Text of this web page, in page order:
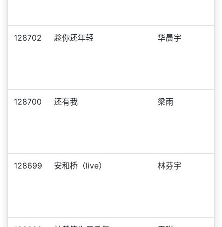
128702 趁你还年轻 华晨宇
128700 还有我 梁雨
128699 安和桥（live） 林芬宇